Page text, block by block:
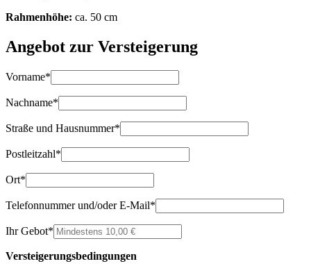
Rahmenhöhe: ca. 50 cm
Angebot zur Versteigerung
Vorname*
Nachname*
Straße und Hausnummer*
Postleitzahl*
Ort*
Telefonnummer und/oder E-Mail*
Ihr Gebot*
Versteigerungsbedingungen